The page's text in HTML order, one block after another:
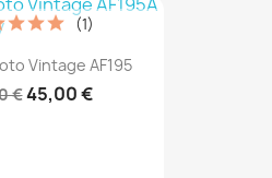
Vintage AF195
€45,00 €
(1)